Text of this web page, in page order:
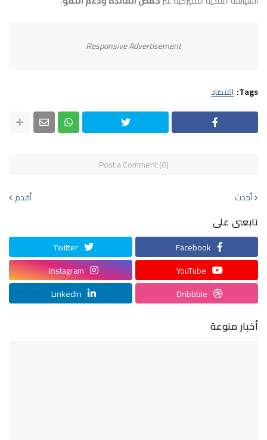
Responsive Advertisement
Tags: اقتصاد
Post a Comment (0)
أحدث أقدم
تابعنى على
Facebook
Twitter
YouTube
Instagram
Dribbble
LinkedIn
أخبار منوعة